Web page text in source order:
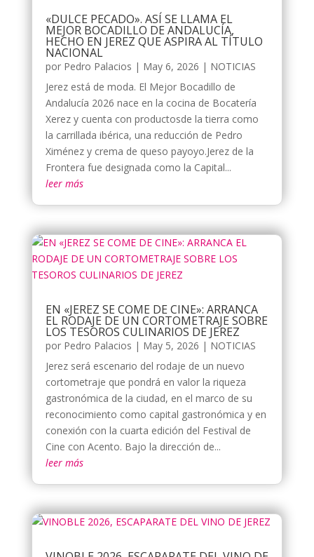
«DULCE PECADO». ASÍ SE LLAMA EL
MEJOR BOCADILLO DE ANDALUCÍA,
HECHO EN JEREZ QUE ASPIRA AL TÍTULO
NACIONAL
por Pedro Palacios | May 6, 2026 | NOTICIAS
Jerez está de moda. El Mejor Bocadillo de
Andalucía 2026 nace en la cocina de Bocatería
Xerez y cuenta con productosde la tierra como
la carrillada ibérica, una reducción de Pedro
Ximénez y crema de queso payoyo.Jerez de la
Frontera fue designada como la Capital...
leer más
EN «JEREZ SE COME DE CINE»: ARRANCA
EL RODAJE DE UN CORTOMETRAJE SOBRE
LOS TESOROS CULINARIOS DE JEREZ
por Pedro Palacios | May 5, 2026 | NOTICIAS
Jerez será escenario del rodaje de un nuevo
cortometraje que pondrá en valor la riqueza
gastronómica de la ciudad, en el marco de su
reconocimiento como capital gastronómica y en
conexión con la cuarta edición del Festival de
Cine con Acento. Bajo la dirección de...
leer más